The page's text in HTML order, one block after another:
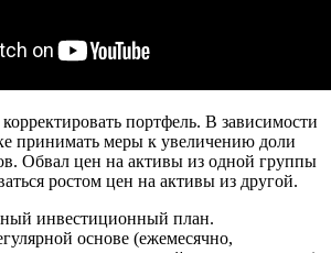
портфель. В зависимости
принимать меры к увеличению доли
Обвал цен на активы из одной группы
ростом цен на активы из другой.
инвестиционный план.
основе (ежемесячно,